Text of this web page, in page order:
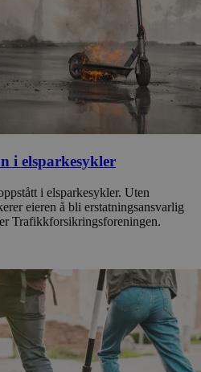
i elsparkesykler
i elsparkesykler. Uten
eieren å bli erstatningsansvarlig
Trafikkforsikringsforeningen.